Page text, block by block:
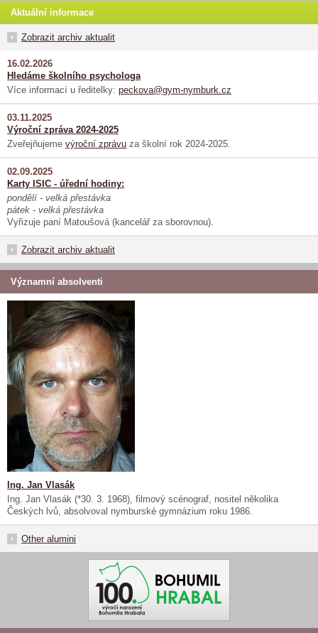
Aktuální informace
Zobrazit archiv aktualit
16.02.2026
Hledáme školního psychologa
Více informací u ředitelky: peckova@gym-nymburk.cz
03.11.2025
Výroční zpráva 2024-2025
Zveřejňujeme výroční zprávu za školní rok 2024-2025.
02.09.2025
Karty ISIC - úřední hodiny:
pondělí - velká přestávka
pátek - velká přestávka
Vyřizuje paní Matoušová (kancelář za sborovnou).
Zobrazit archiv aktualit
Významní absolventi
Ing. Jan Vlasák
Ing. Jan Vlasák (*30. 3. 1968), filmový scénograf, nositel několika
Českých lvů, absolvoval nymburské gymnázium roku 1986.
Other alumini